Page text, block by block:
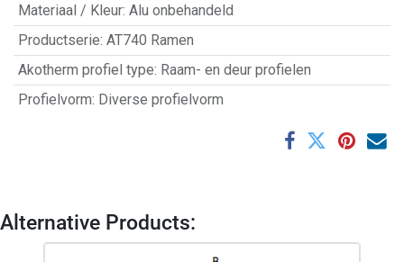
Materiaal / Kleur: Alu onbehandeld
Productserie: AT740 Ramen
Akotherm profiel type: Raam- en deur profielen
Profielvorm: Diverse profielvorm
Alternative Products: